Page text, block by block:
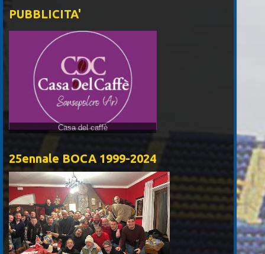
PUBBLICITA'
Casa del caffè
25ennale BOCA 1999-2024